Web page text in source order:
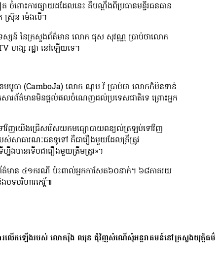
ពោះការផ្សាយដដែលនេះ គឺបណ្ដឹងពីប្រធានមន្ទីរធនធាន
ស្រ៊ុន ម៉េងលី។
តទស្សន៍ នៃក្រសួងព័ត៌មាន លោក ផុស សុវណ្ណ ប្រាប់ថាលោក
ហង្ស រដ្ឋា នៅឡើយទេ។
ខេមបូចា (CamboJa) លោក ណុប វី ប្រាប់ថា លោកក៏មិនទាន់
ារព័ត៌មានមិនផ្ដល់ផលចំណេញដល់ប្រទេសជាតិទេ ព្រោះអ្នក
ទៅវិញយើងជ្រើសរើសយកមធ្យោបាយពន្យល់ត្រឡប់ទៅវិញ
របស់សាធារណៈជនទូទៅ គឺជារឿងមួយដែលត្រឹត្រូវ​
នឹងបានទើបជារឿងមួយត្រឹមត្រូវ»។
ត៌មាន ៤១ករណី ប៉ះពាល់អ្នកកាសែត៦០នាក់។ ៦៨ភាគរយ
ទបរិហារកេរ្តិ៍៕
រលើកឡើងរបស់ លោករ៉ុង ឈុន ជុំវិញសំណើសុំអន្តរាគមន៍នៅក្រសួងយុត្តិធម៌